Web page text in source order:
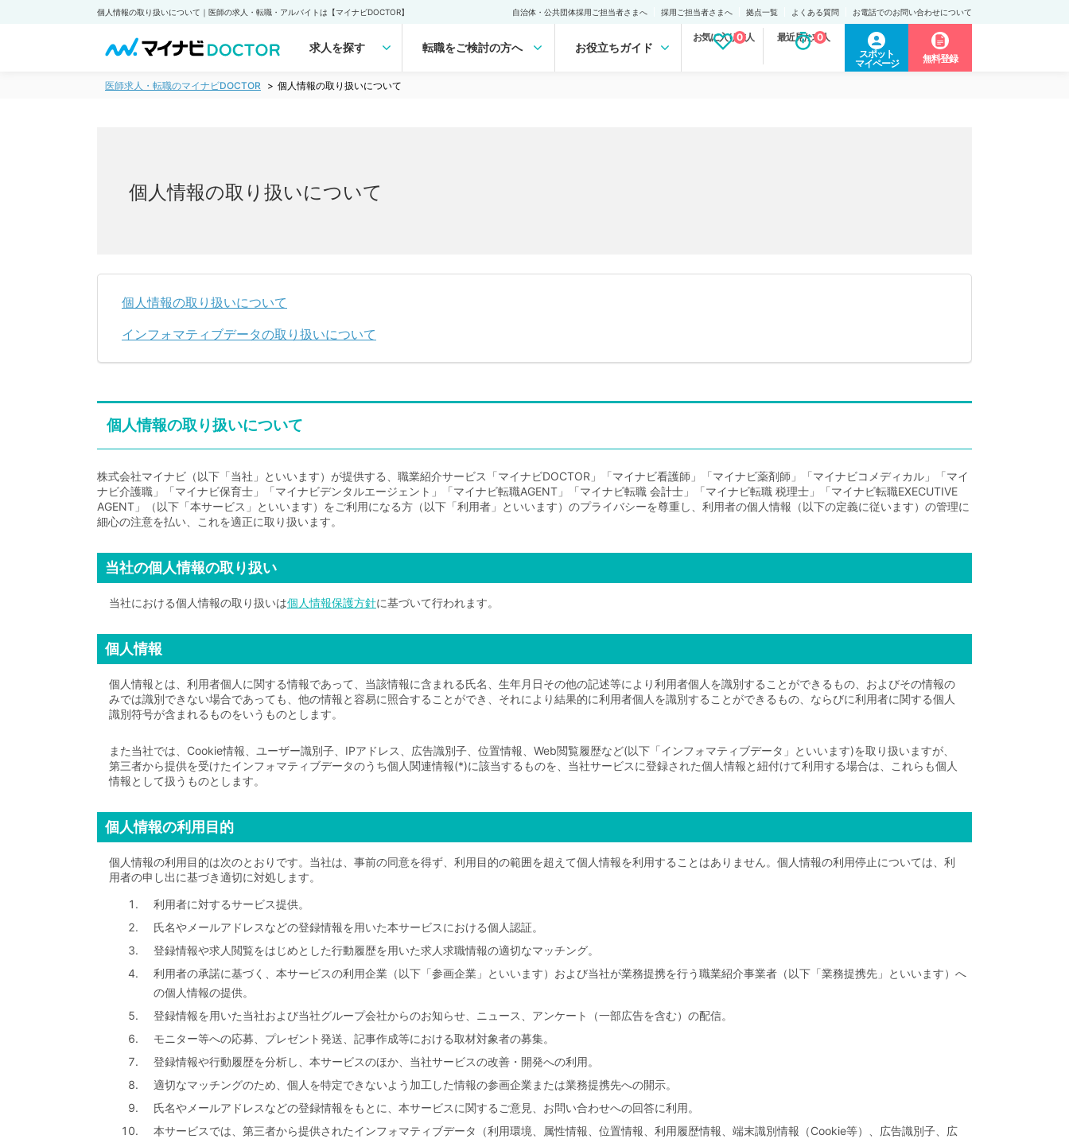
個人情報の取り扱いについて｜医師の求人・転職・アルバイトは【マイナビDOCTOR】 自治体・公共団体採用ご担当者さまへ 採用ご担当者さまへ 拠点一覧 よくある質問 お電話でのお問い合わせについて
求人を探す 転職をご検討の方へ お役立ちガイド
お気に入り求人
0 最近見た求人
0
スポット
マイページ
無料登録
医師求人・転職のマイナビDOCTOR 個人情報の取り扱いについて
個人情報の取り扱いについて
個人情報の取り扱いについて
インフォマティブデータの取り扱いについて
個人情報の取り扱いについて
株式会社マイナビ（以下「当社」といいます）が提供する、職業紹介サービス「マイナビDOCTOR」「マイナビ看護師」「マイナビ薬剤師」「マイナビコメディカル」「マイ
ナビ介護職」「マイナビ保育士」「マイナビデンタルエージェント」「マイナビ転職AGENT」「マイナビ転職 会計士」「マイナビ転職 税理士」「マイナビ転職EXECUTIVE
AGENT」（以下「本サービス」といいます）をご利用になる方（以下「利用者」といいます）のプライバシーを尊重し、利用者の個人情報（以下の定義に従います）の管理に
細心の注意を払い、これを適正に取り扱います。
当社の個人情報の取り扱い
当社における個人情報の取り扱いは個人情報保護方針に基づいて行われます。
個人情報
個人情報とは、利用者個人に関する情報であって、当該情報に含まれる氏名、生年月日その他の記述等により利用者個人を識別することができるもの、およびその情報の
みでは識別できない場合であっても、他の情報と容易に照合することができ、それにより結果的に利用者個人を識別することができるもの、ならびに利用者に関する個人
識別符号が含まれるものをいうものとします。
また当社では、Cookie情報、ユーザー識別子、IPアドレス、広告識別子、位置情報、Web閲覧履歴など(以下「インフォマティブデータ」といいます)を取り扱いますが、
第三者から提供を受けたインフォマティブデータのうち個人関連情報(*)に該当するものを、当社サービスに登録された個人情報と紐付けて利用する場合は、これらも個人
情報として扱うものとします。
個人情報の利用目的
個人情報の利用目的は次のとおりです。当社は、事前の同意を得ず、利用目的の範囲を超えて個人情報を利用することはありません。個人情報の利用停止については、利
用者の申し出に基づき適切に対処します。
利用者に対するサービス提供。
氏名やメールアドレスなどの登録情報を用いた本サービスにおける個人認証。
登録情報や求人閲覧をはじめとした行動履歴を用いた求人求職情報の適切なマッチング。
利用者の承諾に基づく、本サービスの利用企業（以下「参画企業」といいます）および当社が業務提携を行う職業紹介事業者（以下「業務提携先」といいます）へ
の個人情報の提供。
登録情報を用いた当社および当社グループ会社からのお知らせ、ニュース、アンケート（一部広告を含む）の配信。
モニター等への応募、プレゼント発送、記事作成等における取材対象者の募集。
登録情報や行動履歴を分析し、本サービスのほか、当社サービスの改善・開発への利用。
適切なマッチングのため、個人を特定できないよう加工した情報の参画企業または業務提携先への開示。
氏名やメールアドレスなどの登録情報をもとに、本サービスに関するご意見、お問い合わせへの回答に利用。
本サービスでは、第三者から提供されたインフォマティブデータ（利用環境、属性情報、位置情報、利用履歴情報、端末識別情報（Cookie等）、広告識別子、広